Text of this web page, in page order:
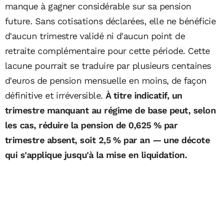
manque à gagner considérable sur sa pension
future. Sans cotisations déclarées, elle ne bénéficie
d'aucun trimestre validé ni d'aucun point de
retraite complémentaire pour cette période. Cette
lacune pourrait se traduire par plusieurs centaines
d'euros de pension mensuelle en moins, de façon
définitive et irréversible. À titre indicatif, un
trimestre manquant au régime de base peut, selon
les cas, réduire la pension de 0,625 % par
trimestre absent, soit 2,5 % par an — une décote
qui s'applique jusqu'à la mise en liquidation.